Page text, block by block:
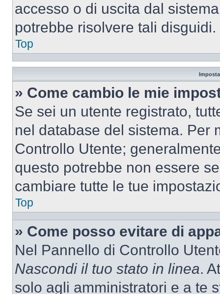
accesso o di uscita dal
potrebbe risolvere tali disguidi.
Top
» Come cambio le mie
Se sei un utente registrato,
nel database del sistema. Per
Controllo Utente;
questo potrebbe non essere
cambiare tutte le tue
Top
» Come posso evitare di
Nel Pannello di Controllo
Nascondi il tuo stato in linea.
solo agli amministratori e a te